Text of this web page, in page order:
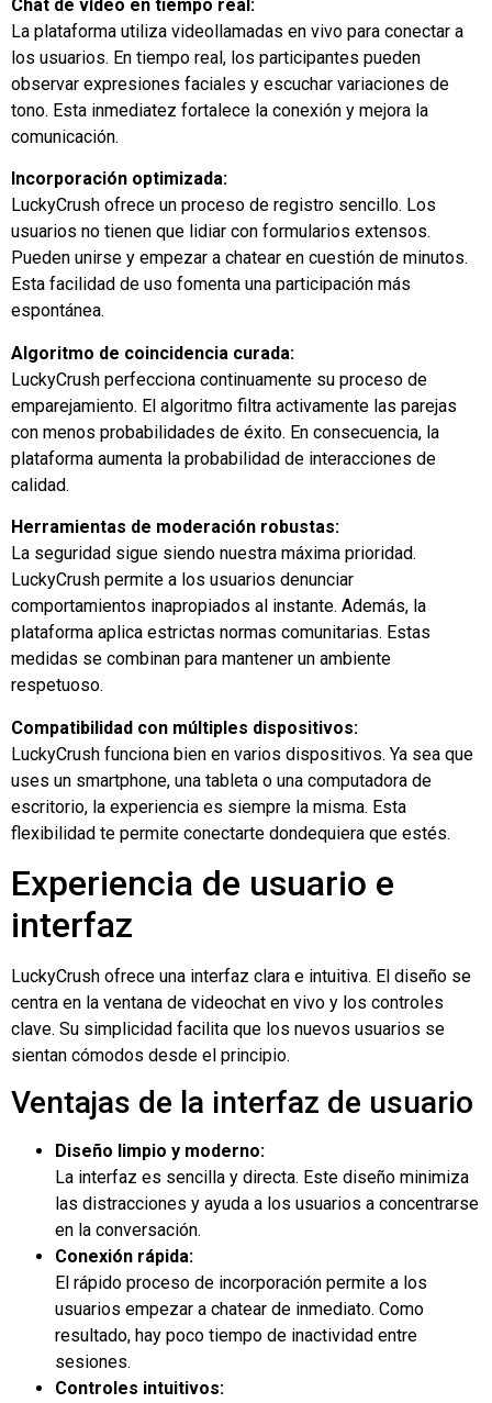
Chat de vídeo en tiempo real:
La plataforma utiliza videollamadas en vivo para conectar a
los usuarios. En tiempo real, los participantes pueden
observar expresiones faciales y escuchar variaciones de
tono. Esta inmediatez fortalece la conexión y mejora la
comunicación.
Incorporación optimizada:
LuckyCrush ofrece un proceso de registro sencillo. Los
usuarios no tienen que lidiar con formularios extensos.
Pueden unirse y empezar a chatear en cuestión de minutos.
Esta facilidad de uso fomenta una participación más
espontánea.
Algoritmo de coincidencia curada:
LuckyCrush perfecciona continuamente su proceso de
emparejamiento. El algoritmo filtra activamente las parejas
con menos probabilidades de éxito. En consecuencia, la
plataforma aumenta la probabilidad de interacciones de
calidad.
Herramientas de moderación robustas:
La seguridad sigue siendo nuestra máxima prioridad.
LuckyCrush permite a los usuarios denunciar
comportamientos inapropiados al instante. Además, la
plataforma aplica estrictas normas comunitarias. Estas
medidas se combinan para mantener un ambiente
respetuoso.
Compatibilidad con múltiples dispositivos:
LuckyCrush funciona bien en varios dispositivos. Ya sea que
uses un smartphone, una tableta o una computadora de
escritorio, la experiencia es siempre la misma. Esta
flexibilidad te permite conectarte dondequiera que estés.
Experiencia de usuario e
interfaz
LuckyCrush ofrece una interfaz clara e intuitiva. El diseño se
centra en la ventana de videochat en vivo y los controles
clave. Su simplicidad facilita que los nuevos usuarios se
sientan cómodos desde el principio.
Ventajas de la interfaz de usuario
Diseño limpio y moderno:
La interfaz es sencilla y directa. Este diseño minimiza
las distracciones y ayuda a los usuarios a concentrarse
en la conversación.
Conexión rápida:
El rápido proceso de incorporación permite a los
usuarios empezar a chatear de inmediato. Como
resultado, hay poco tiempo de inactividad entre
sesiones.
Controles intuitivos: